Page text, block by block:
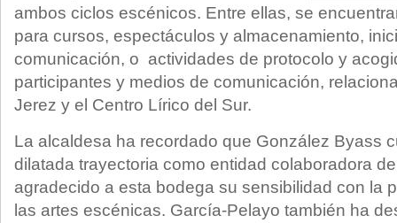
ambos ciclos escénicos. Entre ellas, se
para cursos, espectáculos y almacenamiento,
comunicación, o actividades de protocolo y
participantes y medios de comunicación,
Jerez y el Centro Lírico del Sur.
La alcaldesa ha recordado que González Byass
dilatada trayectoria como entidad colaboradora
agradecido a esta bodega su sensibilidad con la
las artes escénicas. García-Pelayo también ha